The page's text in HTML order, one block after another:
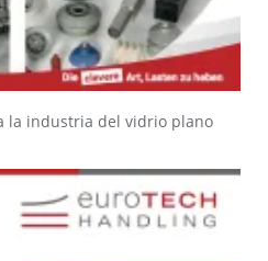
la industria del vidrio plano